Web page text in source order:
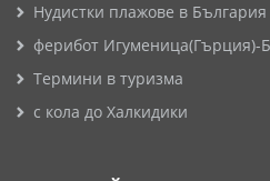
Нудистки плажове в България
ферибот Игуменица(Гърция)-
Термини в туризма
с кола до Халкидики